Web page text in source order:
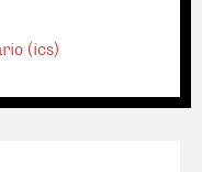
(ics)